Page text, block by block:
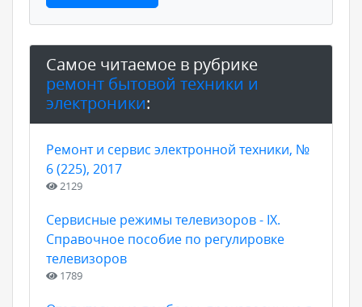
Самое читаемое в рубрике
ремонт бытовой техники и
электроники:
Ремонт и сервис электронной техники, №
6 (225), 2017
2129
Сервисные режимы телевизоров - IX.
Справочное пособие по регулировке
телевизоров
1789